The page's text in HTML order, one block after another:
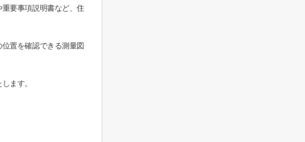
要事項説明書など、住
置を確認できる測量図
ます。